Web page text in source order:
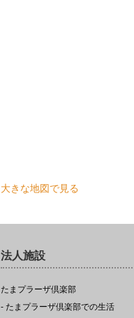
大きな地図で見る
法人施設
たまプラーザ倶楽部
- たまプラーザ倶楽部での生活